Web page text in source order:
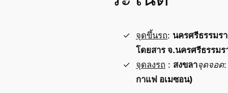
จุดขึ้นรถ: นครศรีธรรมร
โดยสาร จ.นครศรีธรรมร
จุดลงรถ : สงขลาจุดจอด
กาแฟ อเมซอน)